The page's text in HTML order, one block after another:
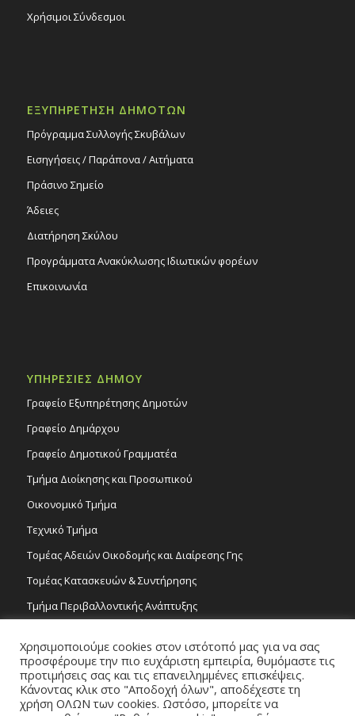
Χρήσιμοι Σύνδεσμοι
ΕΞΥΠΗΡΕΤΗΣΗ ΔΗΜΟΤΩΝ
Πρόγραμμα Συλλογής Σκυβάλων
Εισηγήσεις / Παράπονα / Αιτήματα
Πράσινο Σημείο
Άδειες
Διατήρηση Σκύλου
Προγράμματα Ανακύκλωσης Ιδιωτικών φορέων
Επικοινωνία
ΥΠΗΡΕΣΙΕΣ ΔΗΜΟΥ
Γραφείο Εξυπηρέτησης Δημοτών
Γραφείο Δημάρχου
Γραφείο Δημοτικού Γραμματέα
Τμήμα Διοίκησης και Προσωπικού
Οικονομικό Τμήμα
Τεχνικό Τμήμα
Τομέας Αδειών Οικοδομής και Διαίρεσης Γης
Τομέας Κατασκευών & Συντήρησης
Τμήμα Περιβαλλοντικής Ανάπτυξης
Τομέας Γραμμάτων και Τεχνών
Τροχονομία
Χρησιμοποιούμε cookies στον ιστότοπό μας για να σας
προσφέρουμε την πιο ευχάριστη εμπειρία, θυμόμαστε τις
προτιμήσεις σας και τις επανειλημμένες επισκέψεις.
Κάνοντας κλικ στο "Αποδοχή όλων", αποδέχεστε τη
χρήση ΟΛΩΝ των cookies. Ωστόσο, μπορείτε να